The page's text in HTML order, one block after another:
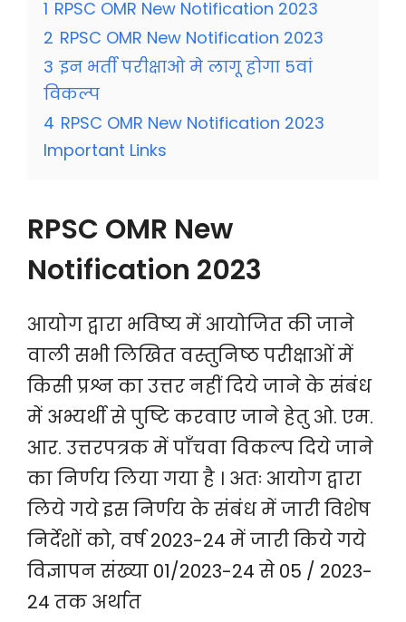
1 RPSC OMR New Notification 2023
2 RPSC OMR New Notification 2023
3 इन भर्ती परीक्षाओ मे लागू होगा 5वां
विकल्प
4 RPSC OMR New Notification 2023
Important Links
RPSC OMR New
Notification 2023
आयोग द्वारा भविष्य में आयोजित की जाने
वाली सभी लिखित वस्तुनिष्ठ परीक्षाओं में
किसी प्रश्न का उत्तर नहीं दिये जाने के संबंध
में अभ्यर्थी से पुष्टि करवाए जाने हेतु ओ. एम.
आर. उत्तरपत्रक में पाँचवा विकल्प दिये जाने
का निर्णय लिया गया है । अतः आयोग द्वारा
लिये गये इस निर्णय के संबंध में जारी विशेष
निर्देशों को, वर्ष 2023-24 में जारी किये गये
विज्ञापन संख्या 01/2023-24 से 05 / 2023-
24 तक अर्थात